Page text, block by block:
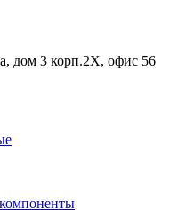
дом 3 корп.2X, офис 56